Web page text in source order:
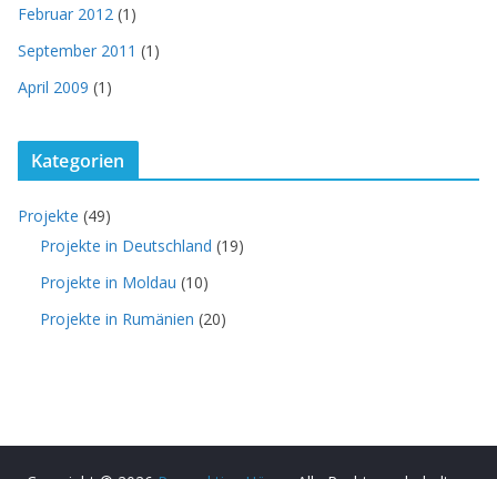
Februar 2012 (1)
September 2011 (1)
April 2009 (1)
Kategorien
Projekte (49)
Projekte in Deutschland (19)
Projekte in Moldau (10)
Projekte in Rumänien (20)